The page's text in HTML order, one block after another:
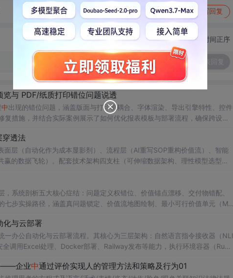
转发到动态 举报 写回复
切换为时间正序
与 PDF/纸质打印错位问题说透
中出现的错位问题，涵盖版面与打印机耦合、字体渲染、导出引擎特性、控件
措施，并结合实际案例展示了如何优化报表模板与部署流程，确保跨设
穿透法
层（自动化作为成本显影剂）、流程层（AI重写SOP重构价值流）、智能
的数据飞轮）。配套技术架构四支柱（可伸缩数据架构、理性模型选型、
系统剖析五大核心症结：问题定义权错位、价值锚点漂移、交付物错配、
步实操路径，涵盖真问题锁定、价值流地图绘制、最小可行价值单元（MV
化与云部署
办公自动化与云部署流程。其核心为三层架构：自然语言指令接收器（NLI
调用Excel处理、Docker部署、Railway发布等能力，执行环境容器（Runti
——企业中通过评价实现人的管理方法和策略及行为01